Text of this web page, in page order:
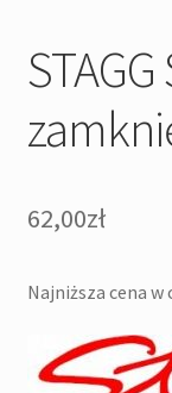
62,00zł
Najniższa cena